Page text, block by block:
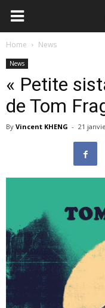
Home News
News
« Petite
de Tom
By Vincent KHENG - 21